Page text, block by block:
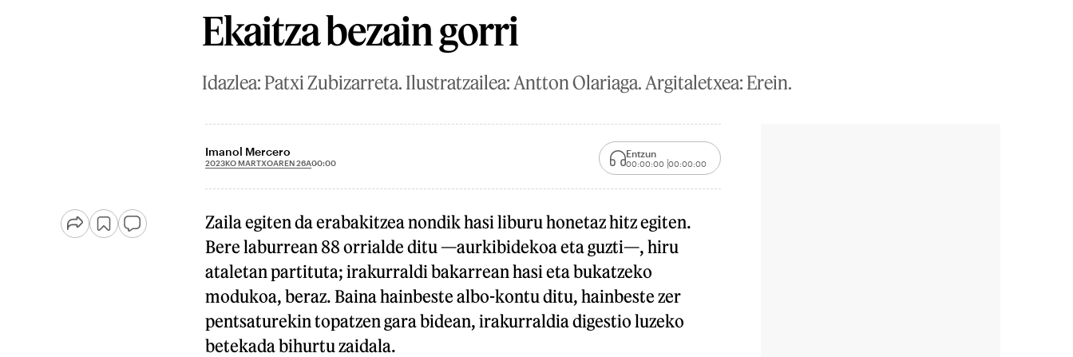
Ekaitza bezain gorri
Idazlea: Patxi Zubizarreta. Ilustratzailea: Antton Olariaga. Argitaletxea: Erein.
Imanol Mercero
2023KO MARTXOAREN 26A00:00
Entzun
00:00:00 00:00:00
Zaila egiten da erabakitzea nondik hasi liburu honetaz hitz egiten.
Bere laburrean 88 orrialde ditu —aurkibidekoa eta guzti—, hiru
ataletan partituta; irakurraldi bakarrean hasi eta bukatzeko
modukoa, beraz. Baina hainbeste albo-kontu ditu, hainbeste zer
pentsaturekin topatzen gara bidean, irakurraldia digestio luzeko
betekada bihurtu zaidala.